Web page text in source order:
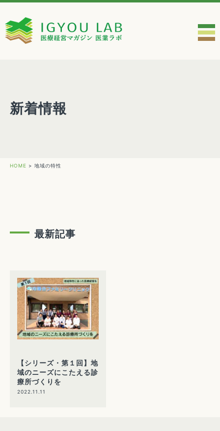
新着情報
HOME > 地域の特性
最新記事
【シリーズ・第１回】地
域のニーズにこたえる診
療所づくりを
2022.11.11